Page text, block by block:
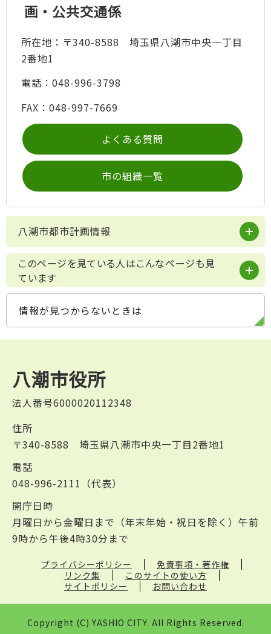
画・公共交通係
所在地：〒340-8588 埼玉県八潮市中央一丁目
2番地1
電話：048-996-3798
FAX：048-997-7669
よくある質問
市の組織一覧
八潮市都市計画情報
このページを見ている人はこんなページも見
ています
情報が見つからないときは
八潮市役所
法人番号6000020112348
住所
〒340-8588 埼玉県八潮市中央一丁目2番地1
電話
048-996-2111（代表）
開庁日時
月曜日から金曜日まで（年末年始・祝日を除く）午前
9時から午後4時30分まで
プライバシーポリシー
免責事項・著作権
リンク集
このサイトの使い方
サイトポリシー
お問い合わせ
Copyright (C) YASHIO CITY. All Rights Reserved.